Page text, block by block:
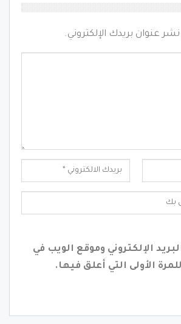
عنوان بريدك الإلكتروني.
الإلكتروني وموقع الويب في
الأولى التي أعلق فيها.